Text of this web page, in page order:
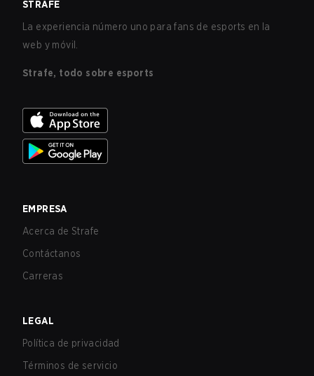
STRAFE
La experiencia número uno para fans de esports en la
web y móvil.
Strafe, todo sobre esports
EMPRESA
Acerca de Strafe
Contáctanos
Carreras
LEGAL
Política de privacidad
Términos de servicio